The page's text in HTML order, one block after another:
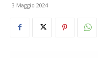
3 Maggio 2024